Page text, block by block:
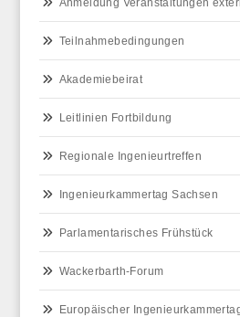
Anmeldung Veranstaltungen
Teilnahmebedingungen
Akademiebeirat
Leitlinien Fortbildung
Regionale Ingenieurtreffen
Ingenieurkammertag Sachsen
Parlamentarisches Frühstück
Wackerbarth-Forum
Europäischer